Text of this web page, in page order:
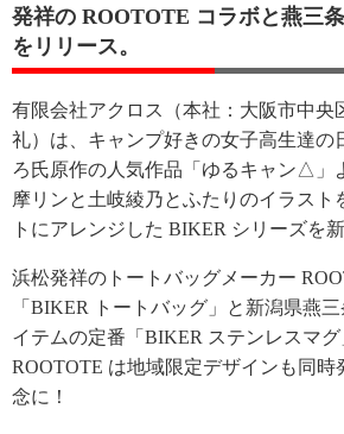
発祥の ROOTOTE コラボと燕三
をリリース。
有限会社アクロス（本社：大阪市中央
礼）は、キャンプ好きの女子高生達の
ろ氏原作の人気作品「ゆるキャン△」
摩リンと土岐綾乃とふたりのイラスト
トにアレンジした BIKER シリーズを新
浜松発祥のトートバッグメーカー
「BIKER トートバッグ」と新潟県燕
イテムの定番「BIKER ステンレスマグ
ROOTOTE は地域限定デザインも同時
念に！